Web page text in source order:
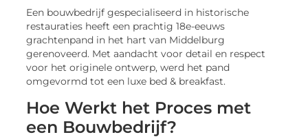
Een bouwbedrijf gespecialiseerd in historische
restauraties heeft een prachtig 18e-eeuws
grachtenpand in het hart van Middelburg
gerenoveerd. Met aandacht voor detail en respect
voor het originele ontwerp, werd het pand
omgevormd tot een luxe bed & breakfast.
Hoe Werkt het Proces met
een Bouwbedrijf?